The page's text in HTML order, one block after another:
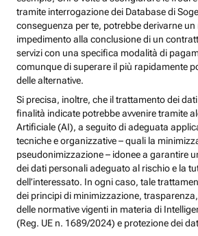
tramite interrogazione dei Database di
conseguenza per te, potrebbe derivarne un
impedimento alla conclusione di un
servizi con una specifica modalità di
comunque di superare il più rapidamente
delle alternative.
Si precisa, inoltre, che il trattamento dei
finalità indicate potrebbe avvenire tramite
Artificiale (AI), a seguito di adeguata
tecniche e organizzative – quali la
pseudonimizzazione – idonee a garantire
dei dati personali adeguato al rischio e la
dell’interessato. In ogni caso, tale
dei principi di minimizzazione,
delle normative vigenti in materia di
(Reg. UE n. 1689/2024) e protezione dei